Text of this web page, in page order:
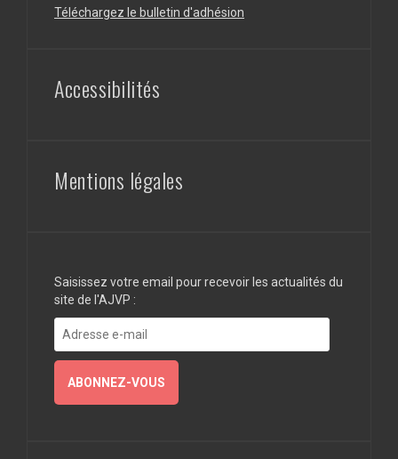
Téléchargez le bulletin d'adhésion
Accessibilités
Mentions légales
Saisissez votre email pour recevoir les actualités du
site de l'AJVP :
Adresse
e-
mail
ABONNEZ-VOUS